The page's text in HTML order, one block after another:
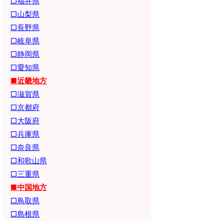
□山梨県
□長野県
□岐阜県
□静岡県
□愛知県
■近畿地方
□滋賀県
□京都府
□大阪府
□兵庫県
□奈良県
□和歌山県
□三重県
■中国地方
□鳥取県
□島根県